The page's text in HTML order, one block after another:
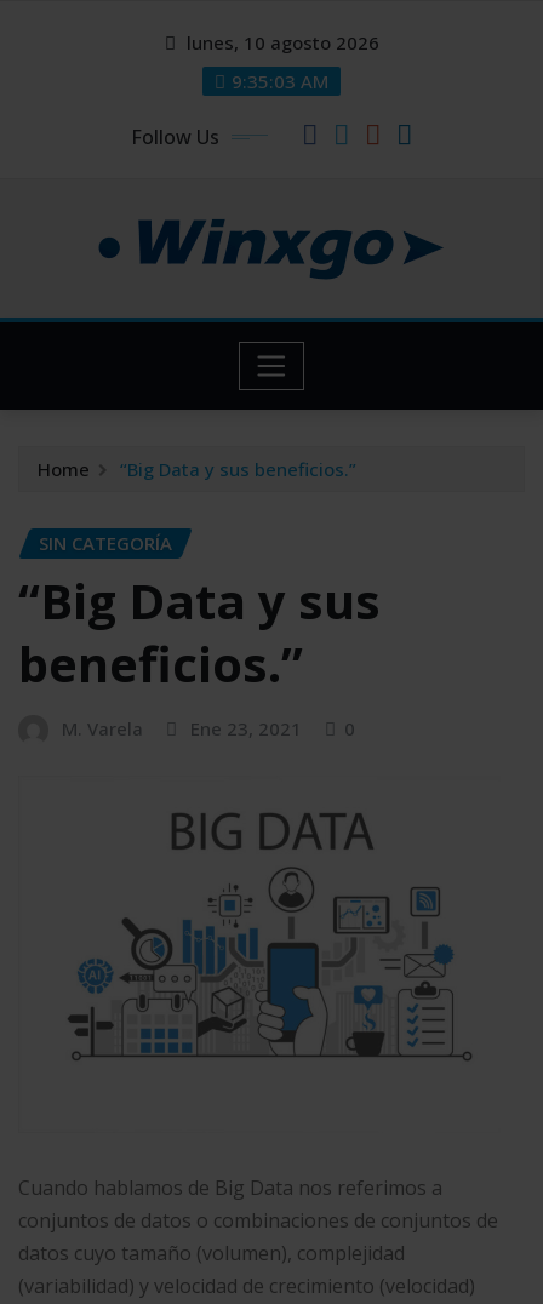
lunes, 10 agosto 2026
9:35:03 AM
Follow Us
Home “Big Data y sus beneficios.”
SIN CATEGORÍA
“Big Data y sus
beneficios.”
M. Varela Ene 23, 2021 0
Cuando hablamos de Big Data nos referimos a
conjuntos de datos o combinaciones de conjuntos de
datos cuyo tamaño (volumen), complejidad
(variabilidad) y velocidad de crecimiento (velocidad)